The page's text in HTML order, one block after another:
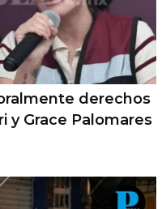
derechos
y Grace Palomares